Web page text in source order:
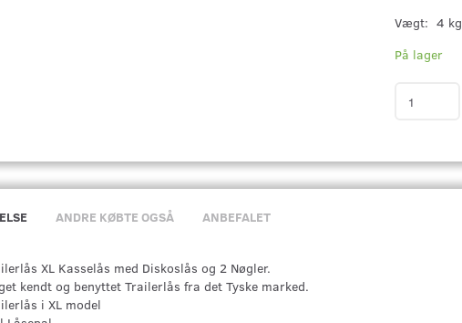
Vægt: 4 kg
På lager
ANDRE KØBTE OGSÅ ANBEFALET
XL Kasselås med Diskoslås og 2 Nøgler.
kendt og benyttet Trailerlås fra det Tyske marked.
i XL model